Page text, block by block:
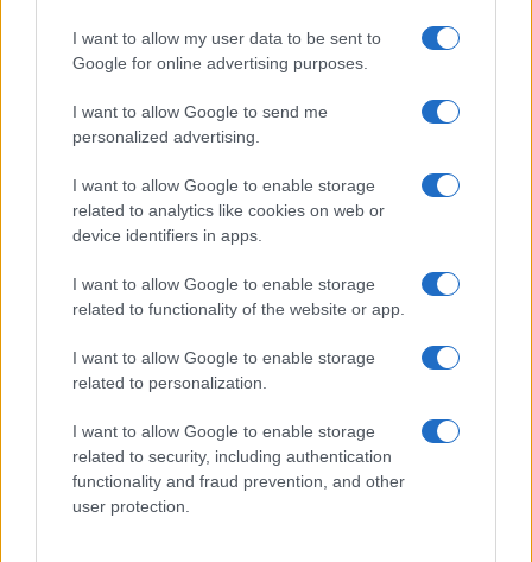
I want to allow my user data to be sent to
Google for online advertising purposes.
I want to allow Google to send me
personalized advertising.
I want to allow Google to enable storage
related to analytics like cookies on web or
device identifiers in apps.
I want to allow Google to enable storage
related to functionality of the website or app.
I want to allow Google to enable storage
related to personalization.
I want to allow Google to enable storage
related to security, including authentication
functionality and fraud prevention, and other
user protection.
Turetta ha dimostrato “lucidità e razionalità” dopo
il delitto: ha spento i cellulari, cambiato vestiti e
sottolineato che non ha collaborato con le
indagini, ammettendo solo i fatti già dimostrati
dalle prove.
#GIULIA CECCHETTIN
Leggi i commenti
SEDUTE SATIRICHE
Vignetta del 04/08/2026